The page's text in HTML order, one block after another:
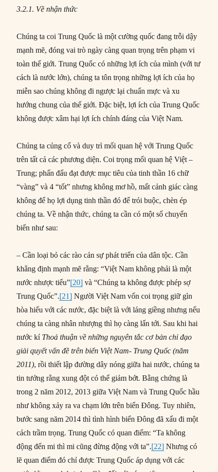
3.2.1. Về nhận thức
Chúng ta coi Trung Quốc là một cường quốc đang trỗi dậy
mạnh mẽ, đóng vai trò ngày càng quan trọng trên phạm vi
toàn thế giới. Trung Quốc có những lợi ích của mình (với tư
cách là nước lớn), chúng ta tôn trọng những lợi ích của họ
miễn sao chúng không đi ngược lại chuẩn mực và xu
hướng chung của thế giới. Đặc biệt, lợi ích của Trung Quốc
không được xâm hại lợi ích chính đáng của Việt Nam.
Chúng ta củng cố và duy trì mối quan hệ với Trung Quốc
trên tất cả các phương diện. Coi trọng mối quan hệ Việt –
Trung; phấn đấu đạt được mục tiêu của tinh thần 16 chữ
“vàng” và 4 “tốt” nhưng không mơ hồ, mất cảnh giác càng
không để họ lợi dụng tinh thần đó để trói buộc, chèn ép
chúng ta. Về nhận thức, chúng ta cần có một số chuyển
biến như sau:
– Cần loại bỏ các rào cản sự phát triển của dân tộc. Cần
khẳng định mạnh mẽ rằng: “Việt Nam không phải là một
nước nhược tiểu”[20] và “Chúng ta không được phép sợ
Trung Quốc”.[21] Người Việt Nam vốn coi trọng giữ gìn
hòa hiếu với các nước, đặc biệt là với láng giềng nhưng nếu
chúng ta càng nhân nhượng thì họ càng lấn tới. Sau khi hai
nước kí Thoả thuận về những nguyên tắc cơ bản chỉ đạo
giải quyết vấn đề trên biển Việt Nam- Trung Quốc (năm
2011), rồi thiết lập đường dây nóng giữa hai nước, chúng ta
tin tưởng rằng xung đột có thể giảm bớt. Bằng chứng là
trong 2 năm 2012, 2013 giữa Việt Nam và Trung Quốc hầu
như không xảy ra va chạm lớn trên biển Đông. Tuy nhiên,
bước sang năm 2014 thì tình hình biển Đông đã xấu đi một
cách trầm trọng. Trung Quốc có quan điểm: “Ta không
động đến mi thì mi cũng đừng động với ta”.[22] Nhưng có
lẽ quan điểm đó chỉ được Trung Quốc áp dụng với các